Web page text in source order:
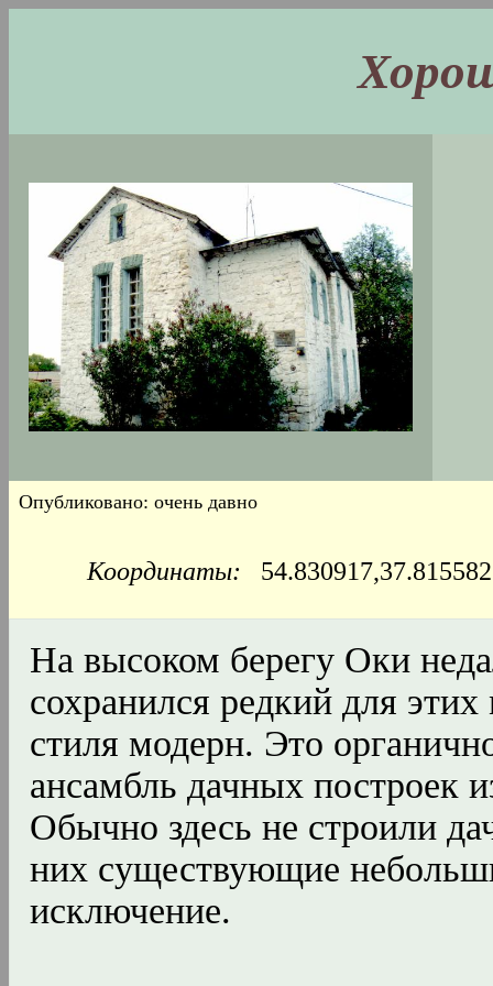
Опубликовано: очень давно
Координаты:
На высоком берегу Оки
сохранился редкий для
стиля модерн. Это
ансамбль дачных построек
Обычно здесь не строили
них существующие
исключение.